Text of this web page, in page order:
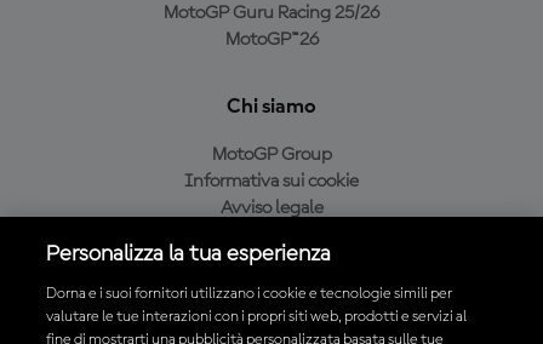
MotoGP Guru Racing 25/26
MotoGP™26
Chi siamo
MotoGP Group
Informativa sui cookie
Avviso legale
Condizioni di acquisto
Personalizza la tua esperienza
Dorna e i suoi fornitori utilizzano i cookie e tecnologie simili per
valutare le tue interazioni con i propri siti web, prodotti e servizi al
fine di mostrarti una pubblicità personalizzata basata sulle tue